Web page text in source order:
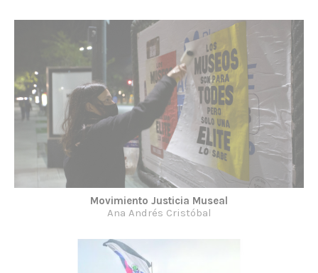
Movimiento Justicia Museal
Ana Andrés Cristóbal